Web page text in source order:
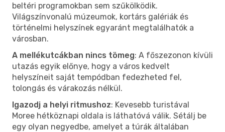
beltéri programokban sem szűkölködik.
Világszínvonalú múzeumok, kortárs galériák és
történelmi helyszínek egyaránt megtalálhatók a
városban.
A mellékutcákban nincs tömeg: A főszezonon kívüli
utazás egyik előnye, hogy a város kedvelt
helyszíneit saját tempódban fedezheted fel,
tolongás és várakozás nélkül.
Igazodj a helyi ritmushoz: Kevesebb turistával
Moree hétköznapi oldala is láthatóvá válik. Sétálj be
egy olyan negyedbe, amelyet a túrák általában